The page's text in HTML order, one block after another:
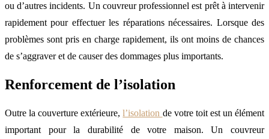
ou d’autres incidents. Un couvreur professionnel est prêt à intervenir
rapidement pour effectuer les réparations nécessaires. Lorsque des
problèmes sont pris en charge rapidement, ils ont moins de chances
de s’aggraver et de causer des dommages plus importants.
Renforcement de l’isolation
Outre la couverture extérieure,l’isolation de votre toit est un élément
important pour la durabilité de votre maison. Un couvreur